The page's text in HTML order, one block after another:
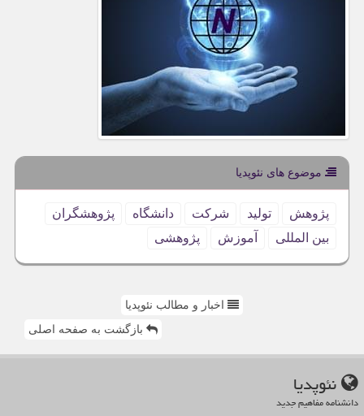
موضوع های نئوپدیا
پژوهش تولید شركت دانشگاه
پژوهشگران
بین المللی
آموزش پژوهشی
اخبار و مطالب نئوپدیا
بازگشت به صفحه اصلی
نئوپدیا
دانشنامه مفاهیم جدید